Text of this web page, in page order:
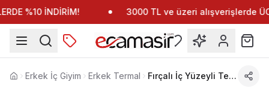
%10 İNDİRİM! 3000 TL ve üzeri alışverişlerde
Anasayfa
Erkek İç Giyim Erkek Termal Fırçalı İç Yüzeyli Termal Alt Erkek İçlik Doreanse 1965